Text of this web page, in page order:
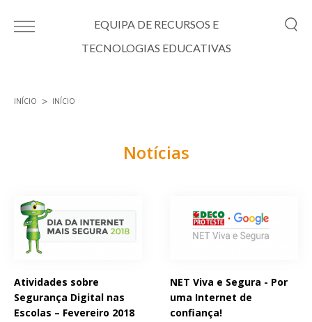
EQUIPA DE RECURSOS E
TECNOLOGIAS EDUCATIVAS
INÍCIO INÍCIO
Notícias
Atividades sobre
Segurança Digital nas
Escolas – Fevereiro 2018
NET Viva e Segura - Por
uma Internet de
confiança!
Páginas